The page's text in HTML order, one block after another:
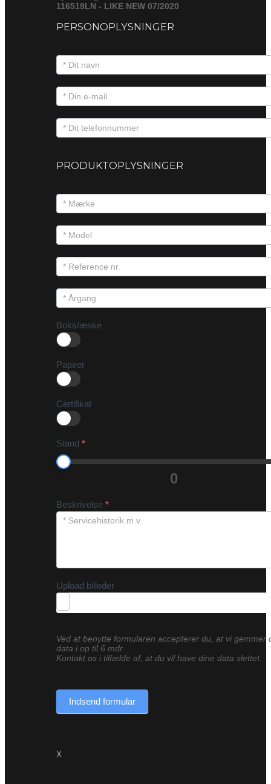
116519LN - LIKE NEW 07/2020
PERSONOPLYSNINGER
PRODUKTOPLYSNINGER
Boks/æske
Papirer
Certifikat
Stand *
0
Beskrivelse *
Upload billeder
Ved at benytte formularen accepterer du, at vi gemmer
data i op til 6 mdr.
Kontakt os i tilfælde af, at du vil have dine data slettet.
Indsend formular
X